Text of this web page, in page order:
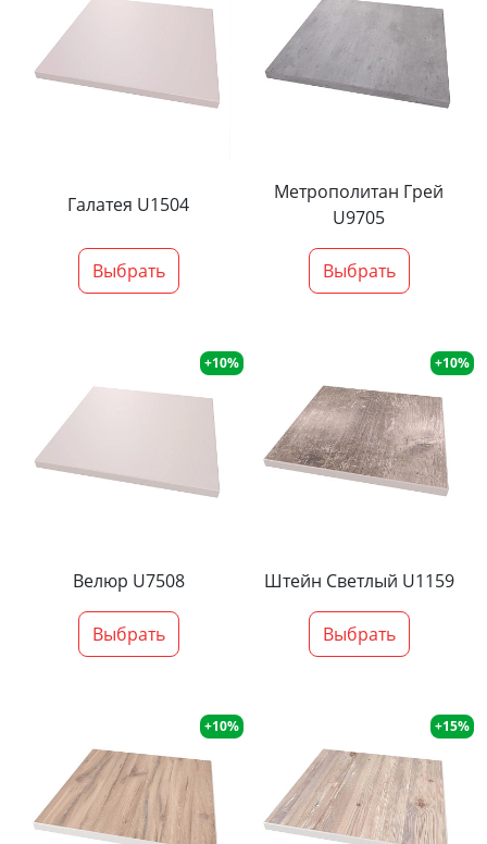
Галатея U1504
Выбрать
Метрополитан Грей
U9705
Выбрать
+10%
Велюр U7508
Выбрать
+10%
Штейн Светлый U1159
Выбрать
+10% +15%